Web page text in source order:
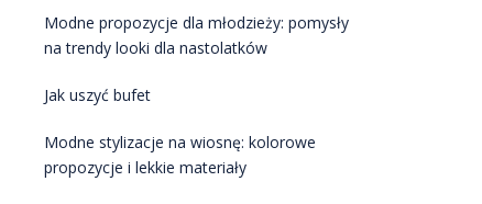
Modne propozycje dla młodzieży: pomysły
na trendy looki dla nastolatków
Jak uszyć bufet
Modne stylizacje na wiosnę: kolorowe
propozycje i lekkie materiały